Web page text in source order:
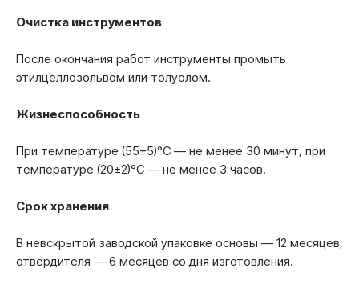
Очистка инструментов
После окончания работ инструменты промыть
этилцеллозольвом или толуолом.
Жизнеспособность
При температуре (55±5)°С — не менее 30 минут, при
температуре (20±2)°С — не менее 3 часов.
Срок хранения
В невскрытой заводской упаковке основы — 12 месяцев,
отвердителя — 6 месяцев со дня изготовления.